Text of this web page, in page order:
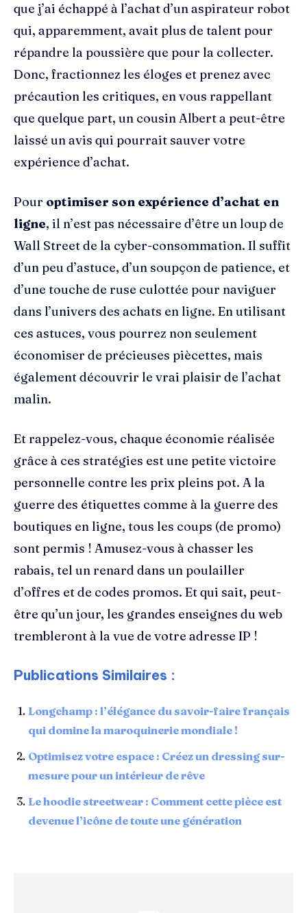
que j’ai échappé à l’achat d’un aspirateur robot
qui, apparemment, avait plus de talent pour
répandre la poussière que pour la collecter.
Donc, fractionnez les éloges et prenez avec
précaution les critiques, en vous rappellant
que quelque part, un cousin Albert a peut-être
laissé un avis qui pourrait sauver votre
expérience d’achat.
Pour optimiser son expérience d’achat en
ligne, il n’est pas nécessaire d’être un loup de
Wall Street de la cyber-consommation. Il suffit
d’un peu d’astuce, d’un soupçon de patience, et
d’une touche de ruse culottée pour naviguer
dans l’univers des achats en ligne. En utilisant
ces astuces, vous pourrez non seulement
économiser de précieuses piècettes, mais
également découvrir le vrai plaisir de l’achat
malin.
Et rappelez-vous, chaque économie réalisée
grâce à ces stratégies est une petite victoire
personnelle contre les prix pleins pot. A la
guerre des étiquettes comme à la guerre des
boutiques en ligne, tous les coups (de promo)
sont permis ! Amusez-vous à chasser les
rabais, tel un renard dans un poulailler
d’offres et de codes promos. Et qui sait, peut-
être qu’un jour, les grandes enseignes du web
trembleront à la vue de votre adresse IP !
Publications Similaires :
Longchamp : l’élégance du savoir-faire français
qui domine la maroquinerie mondiale !
Optimisez votre espace : Créez un dressing sur-
mesure pour un intérieur de rêve
Le hoodie streetwear : Comment cette pièce est
devenue l’icône de toute une génération